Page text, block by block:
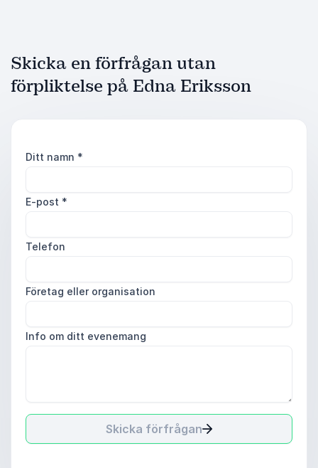
Skicka en förfrågan utan
förpliktelse på Edna Eriksson
Ditt namn *
E-post *
Telefon
Företag eller organisation
Info om ditt evenemang
Skicka förfrågan